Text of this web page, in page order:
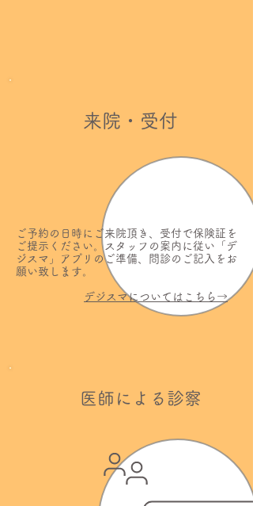
来院・受付
ご予約の日時にご来院頂き、受付で保険証を
ご提示ください。スタッフの案内に従い「デ
ジスマ」アプリのご準備、問診のご記入をお
願い致します。
デジスマについてはこちら→
医師による診察